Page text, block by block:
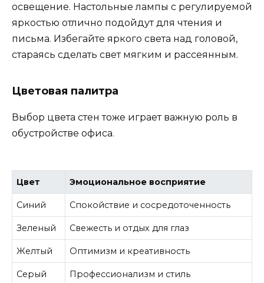
освещение. Настольные лампы с регулируемой
яркостью отлично подойдут для чтения и
письма. Избегайте яркого света над головой,
стараясь сделать свет мягким и рассеянным.
Цветовая палитра
Выбор цвета стен тоже играет важную роль в
обустройстве офиса.
Цвет Эмоциональное восприятие
Синий Спокойствие и сосредоточенность
Зеленый Свежесть и отдых для глаз
Желтый Оптимизм и креативность
Серый Профессионализм и стиль